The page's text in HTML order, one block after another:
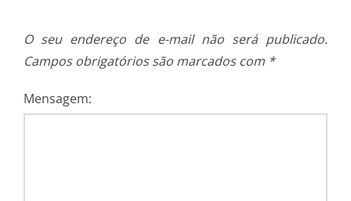
O seu endereço de e-mail não será publicado.
Campos obrigatórios são marcados com *
Mensagem: